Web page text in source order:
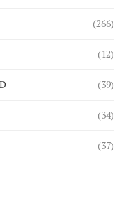
(266)
(12)
(39)
(34)
(37)